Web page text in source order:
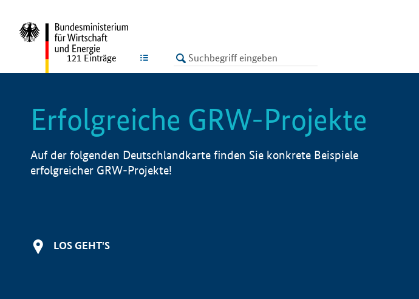
LISTE
121 Einträge
Erfolgreiche GRW-Projekte
Auf der folgenden Deutschlandkarte finden Sie konkrete Beispiele
erfolgreicher GRW-Projekte!
LOS GEHT'S